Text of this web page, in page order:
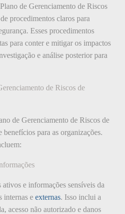
de Gerenciamento de Riscos
procedimentos claros para
Esses procedimentos
para conter e mitigar os impactos
e análise posterior para
de Riscos de
de Gerenciamento de Riscos de
benefícios para as organizações.
e informações sensíveis da
internas e externas. Isso inclui a
acesso não autorizado e danos